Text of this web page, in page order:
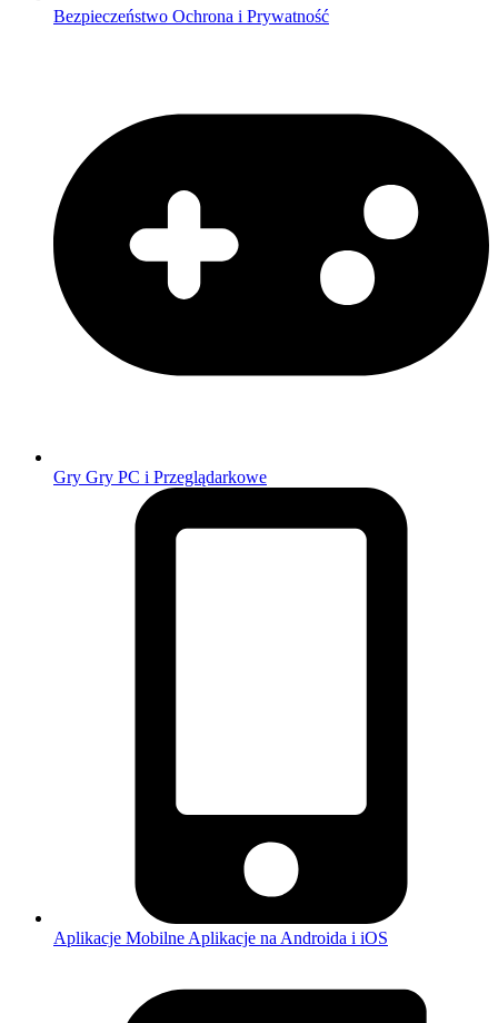
Bezpieczeństwo Ochrona i Prywatność
Gry Gry PC i Przeglądarkowe
Aplikacje Mobilne Aplikacje na Androida i iOS